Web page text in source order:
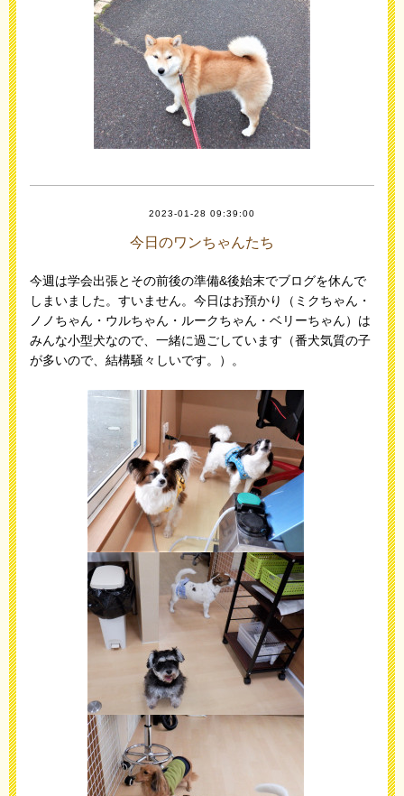
2023-01-28 09:39:00
今日のワンちゃんたち
今週は学会出張とその前後の準備&後始末でブログを休んで
しまいました。すいません。今日はお預かり（ミクちゃん・
ノノちゃん・ウルちゃん・ルークちゃん・ベリーちゃん）は
みんな小型犬なので、一緒に過ごしています（番犬気質の子
が多いので、結構騒々しいです。）。